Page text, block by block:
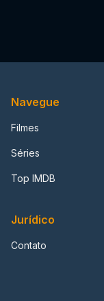
Navegue
Filmes
Séries
Top IMDB
Jurídico
Contato